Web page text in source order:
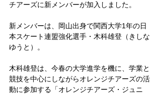
チアーズに新メンバーが加入しました。
新メンバーは、岡山出身で関西大学1年の日
本スケート連盟強化選手・木科雄登（きしな
ゆうと）。
木科雄登は、今春の大学進学を機に、学業と
競技を中心にしながらオレンジチアーズの活
動に参加する「オレンジチアーズ・ジュニ